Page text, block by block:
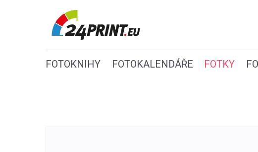
FOTOKNIHY FOTOKALENDÁŘE FOTKY